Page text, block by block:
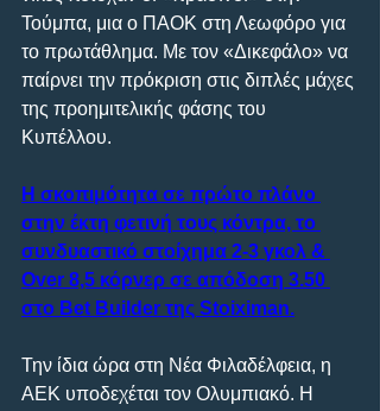
Τούμπα, μια ο ΠΑΟΚ στη Λεωφόρο για
το πρωτάθλημα. Με τον «Δικεφάλο» να
παίρνει την πρόκριση στις διπλές μάχες
της προημιτελικής φάσης του
Κυπέλλου.
Η σκοπιμότητα σε πρώτο πλάνο
στην έκτη φετινή τους κόντρα, το
συνδυαστικό στοίχημα 2-3 γκολ &
Over 8,5 κόρνερ σε απόδοση 3.50
στο Bet Builder της Stoiximan.
Την ίδια ώρα στη Νέα Φιλαδέλφεια, η
ΑΕΚ υποδεχέται τον Ολυμπιακό. Η